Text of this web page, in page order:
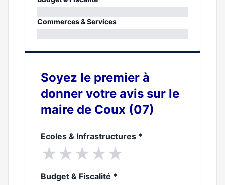
0%
Commerces & Services
Soyez le premier à
donner votre avis sur le
maire de Coux (07)
Ecoles & Infrastructures *
★★★★★
Budget & Fiscalité *